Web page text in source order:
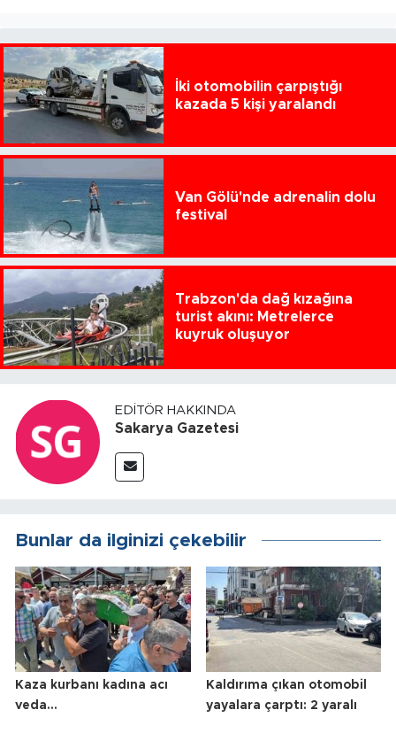
İki otomobilin çarpıştığı
kazada 5 kişi yaralandı
Van Gölü'nde adrenalin dolu
festival
Trabzon'da dağ kızağına
turist akını: Metrelerce
kuyruk oluşuyor
EDITÖR HAKKINDA
Sakarya Gazetesi
Bunlar da ilginizi çekebilir
Kaza kurbanı kadına acı
veda...
Kaldırıma çıkan otomobil
yayalara çarptı: 2 yaralı